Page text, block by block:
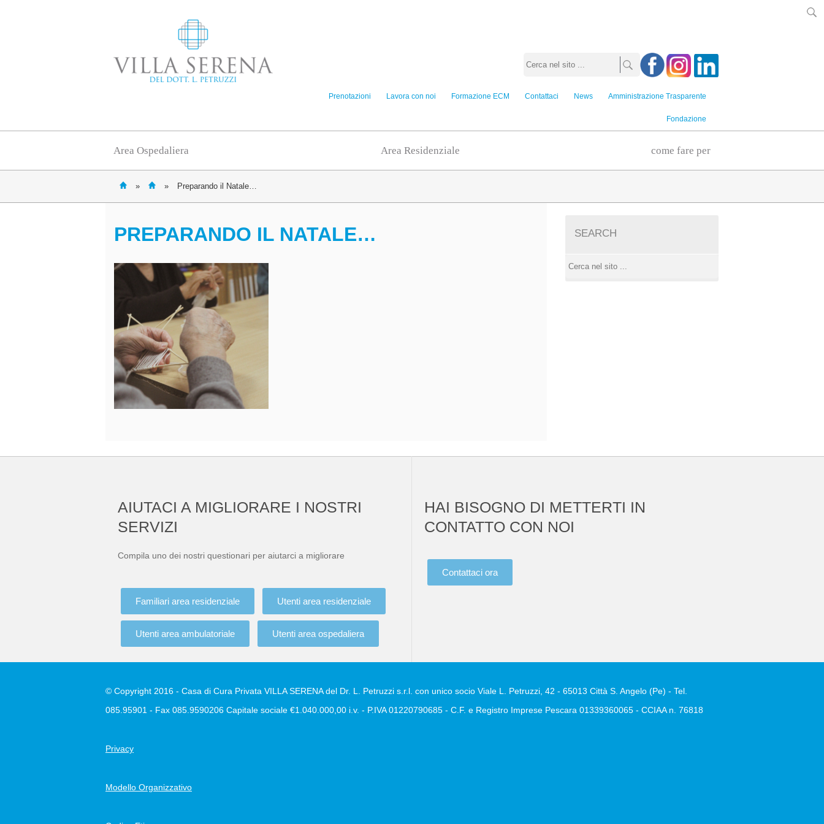
Prenotazioni Lavora con noi Formazione ECM Contattaci News Amministrazione Trasparente
Fondazione
Area Ospedaliera Area Residenziale come fare per
» » Preparando il Natale…
PREPARANDO IL NATALE… SEARCH
AIUTACI A MIGLIORARE I NOSTRI
SERVIZI
Compila uno dei nostri questionari per aiutarci a migliorare
Familiari area residenziale Utenti area residenziale
Utenti area ambulatoriale Utenti area ospedaliera
HAI BISOGNO DI METTERTI IN
CONTATTO CON NOI
Contattaci ora
© Copyright 2016 - Casa di Cura Privata VILLA SERENA del Dr. L. Petruzzi s.r.l. con unico socio Viale L. Petruzzi, 42 - 65013 Città S. Angelo (Pe) - Tel.
085.95901 - Fax 085.9590206 Capitale sociale €1.040.000,00 i.v. - P.IVA 01220790685 - C.F. e Registro Imprese Pescara 01339360065 - CCIAA n. 76818
Privacy
Modello Organizzativo